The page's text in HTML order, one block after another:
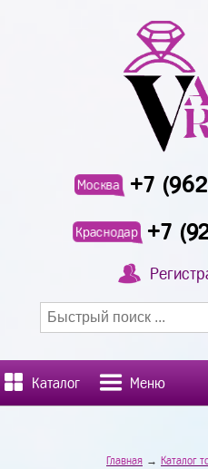
Москва +7
Краснодар +7
Каталог Меню
Главная → Каталог